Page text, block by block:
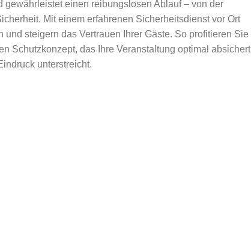
gewährleistet einen reibungslosen Ablauf – von der
Mit einem erfahrenen Sicherheitsdienst vor Ort
und steigern das Vertrauen Ihrer Gäste. So profitieren Sie
Schutzkonzept, das Ihre Veranstaltung optimal absichert
unterstreicht.